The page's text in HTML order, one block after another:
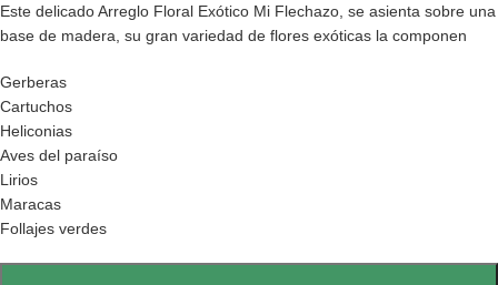
Este delicado Arreglo Floral Exótico Mi Flechazo, se asienta sobre una
base de madera, su gran variedad de flores exóticas la componen
Gerberas
Cartuchos
Heliconias
Aves del paraíso
Lirios
Maracas
Follajes verdes